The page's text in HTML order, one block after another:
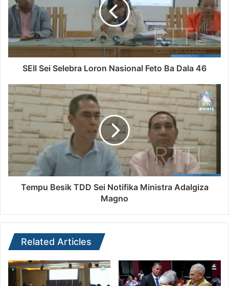
SEII Sei Selebra Loron Nasional Feto Ba Dala 46
Tempu Besik TDD Sei Notifika Ministra Adalgiza
Magno
Related Articles